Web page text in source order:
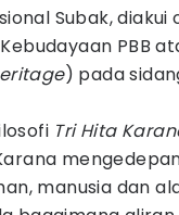
Subak, diakui
PBB
) pada
Tri Hita
manusia dan